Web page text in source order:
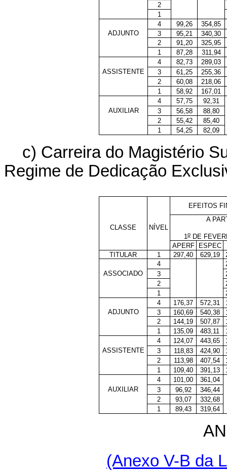
2
1
4
99,26
354,85
ADJUNTO
3 95,21
340,30
2
91,20
325,95
1
87,28
311,94
4
82,73
289,03
ASSISTENTE
3 61,25
255,36
2
60,08
218,06
1
58,92
167,01
4
57,75
92,31
AUXILIAR
3 56,58
88,80
2
55,42
85,40
1
54,25 82,09
c) Carreira do Magistério
Regime de Dedicação
EFEITOS
CLASSE NÍVEL
A
1oDE
APERF
ESPEC
TITULAR
1 297,40 629,19
4
ASSOCIADO
3
2
1
4
176,37 572,31
ADJUNTO
3 160,69 540,38
2
144,19 507,87
1
135,09 483,11
4
124,07 443,65
ASSISTENTE
3 118,83 424,90
2
113,98 407,54
1
109,40 391,13
4
101,00
361,04
AUXILIAR
3 96,92
346,44
2
93,07
332,68
1
89,43 319,64
(Anexo V-B da